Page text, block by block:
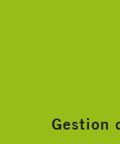
Gestion